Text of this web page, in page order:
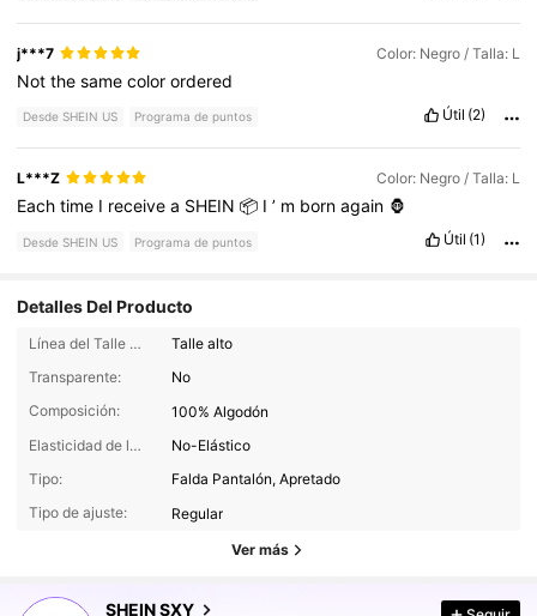
gotitonaflashdealsosuperworthitandgoodqualityreal
pockets btw
j***7 Color: Negro / Talla: L
Notthesamecolorordered
Desde SHEIN US Programa de puntos Útil (2)
L***Z Color: Negro / Talla: L
Eachtime I receivea SHEIN📦 I’ m bornagain 🦍
Desde SHEIN US Programa de puntos Útil (1)
Detalles Del Producto
Línea del Talle de la Cintura:
Talle alto
Transparente:
No
Composición:
100% Algodón
Elasticidad de la tela:
No-Elástico
Tipo:
Falda Pantalón, Apretado
Tipo de ajuste:
Regular
Ver más
SHEIN SXY
1.4M Seguidores
1.4M Seguidores